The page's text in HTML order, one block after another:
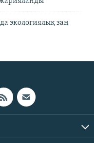
экологиялық заң